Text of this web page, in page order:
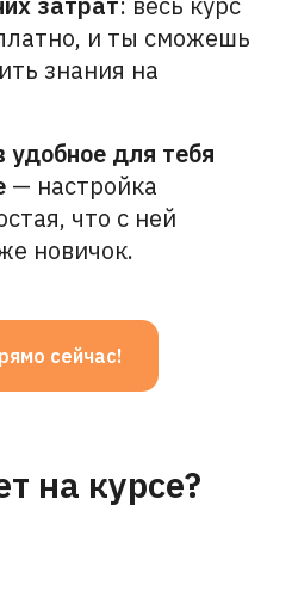
и ты сможешь
знания на
удобное для тебя
— настройка
что с ней
новичок.
сейчас!
на курсе?